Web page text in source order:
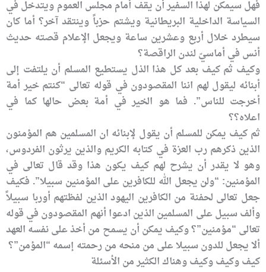
فهل سيمكن لهذا السفير أن يقف أمام مجلس العموم ويتدخل في
السياسة الداخلية البريطانية ويشتم حزباً وينتقد آخر؟ أما كان
سيطرد خلال أربع وعشرين ساعة ويجعل الإعلام قصته حديث
أنس في أماسيّ لندن الراقصة؟
وكيف ثم كيف بعد كل هذا الذل يستطيع المسلم أن يلتفت إلى
أبنائه ليقول لهم اننا المقصودون في قوله تعالى “كنتم خير أمة
أخرجت للناس”. فما هو الخير في أمة بعض حالها كما في
اعلاه؟؟
ثم كيف يمكن للمسلم أن يقول لإبنائه ان المسلمين هم المؤمنون
الذين ذكرهم رب العزة في كتابه الكريم والذين يرثون الفردوس،
وهو لا يقدر أن يشرح لهم كيف يكون هذا وقد قال تعالى في
المؤمنين: “ولن يجعل الله للكافرين على المؤمنين سبيلا”. فكيف
جعل تعالى لحفنة من الكافرين اليهود الذين لفظتهم أوربا سبيلاً
وألف سبيل على المسلمين الذين ادعوا أنهم المقصودون في قوله
تعالى “مؤمنين”؟ وكيف يمكن أن يسمح من أخذ على نفسه العهد
ألا يجعل للدون سبيلا على من منحه من رحمته إسمه “المؤمن”؟
كيف وكيف وكيف وهناك الكثير من الأسئلة